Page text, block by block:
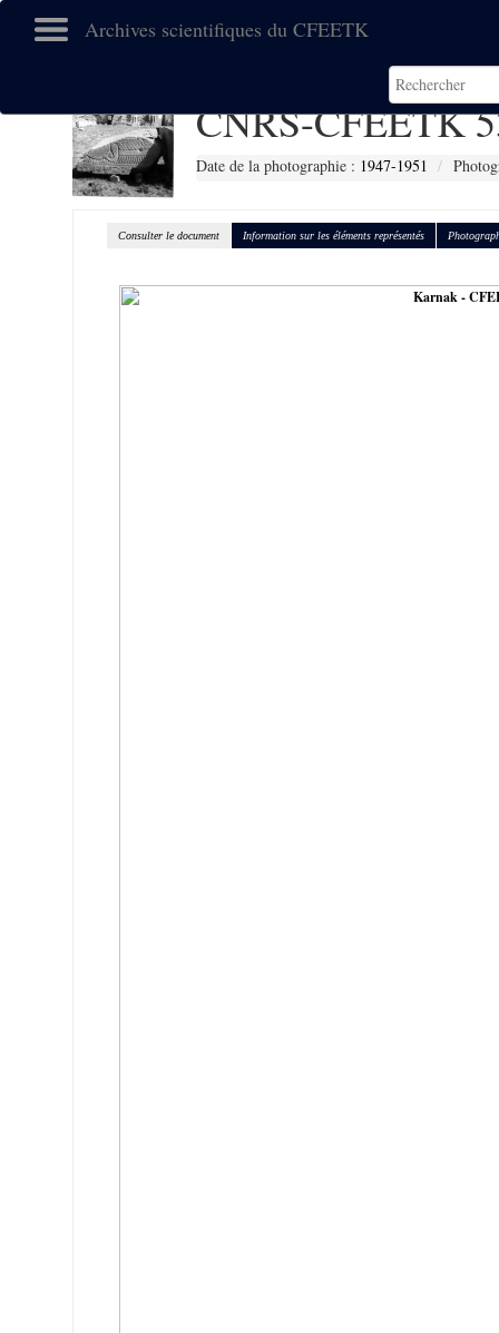
Archives scientifiques du CFEETK
CNRS-CFEETK
Date de la photographie : 1947-1951
Consulter le document Information sur les éléments représentés